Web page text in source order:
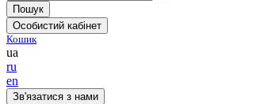
Пошук
Особистий кабінет
Кошик
ua
ru
en
Зв'язатися з нами